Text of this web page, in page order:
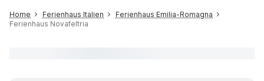
Home Ferienhaus Italien
Ferienhaus Emilia-Romagna
Ferienhaus Novafeltria